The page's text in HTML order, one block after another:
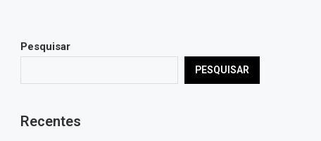
Pesquisar
PESQUISAR
Recentes